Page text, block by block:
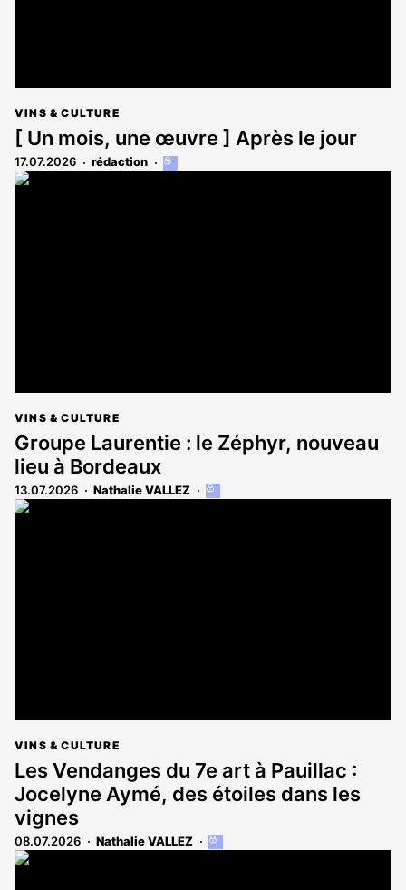
VINS & CULTURE
[ Un mois, une œuvre ] Après le jour
17.07.2026 rédaction
Cet
VINS & CULTURE
Groupe Laurentie : le Zéphyr, nouveau
lieu à Bordeaux
13.07.2026 Nathalie VALLEZ
Cet
VINS & CULTURE
Les Vendanges du 7e art à Pauillac :
Jocelyne Aymé, des étoiles dans les
vignes
08.07.2026 Nathalie VALLEZ
Cet